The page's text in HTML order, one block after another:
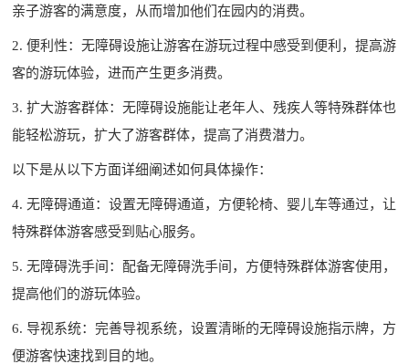
亲子游客的满意度，从而增加他们在园内的消费。
2. 便利性：无障碍设施让游客在游玩过程中感受到便利，提高游
客的游玩体验，进而产生更多消费。
3. 扩大游客群体：无障碍设施能让老年人、残疾人等特殊群体也
能轻松游玩，扩大了游客群体，提高了消费潜力。
以下是从以下方面详细阐述如何具体操作：
4. 无障碍通道：设置无障碍通道，方便轮椅、婴儿车等通过，让
特殊群体游客感受到贴心服务。
5. 无障碍洗手间：配备无障碍洗手间，方便特殊群体游客使用，
提高他们的游玩体验。
6. 导视系统：完善导视系统，设置清晰的无障碍设施指示牌，方
便游客快速找到目的地。